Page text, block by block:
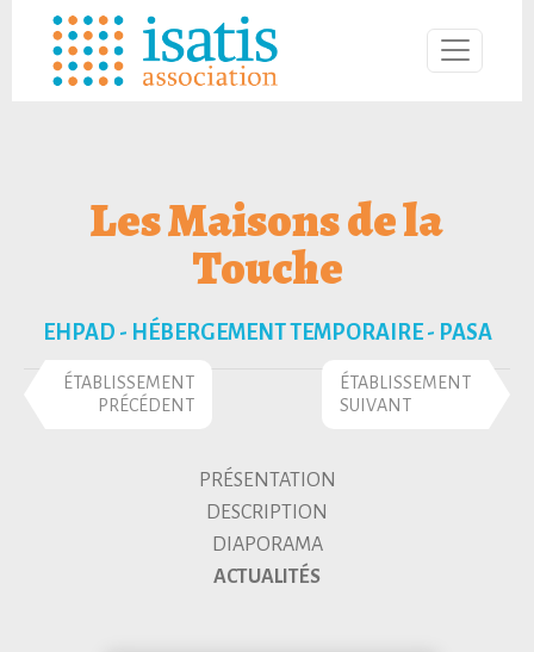
Les Maisons de la
Touche
EHPAD - HÉBERGEMENT TEMPORAIRE - PASA
ÉTABLISSEMENT
PRÉCÉDENT
ÉTABLISSEMENT
SUIVANT
PRÉSENTATION
DESCRIPTION
DIAPORAMA
ACTUALITÉS